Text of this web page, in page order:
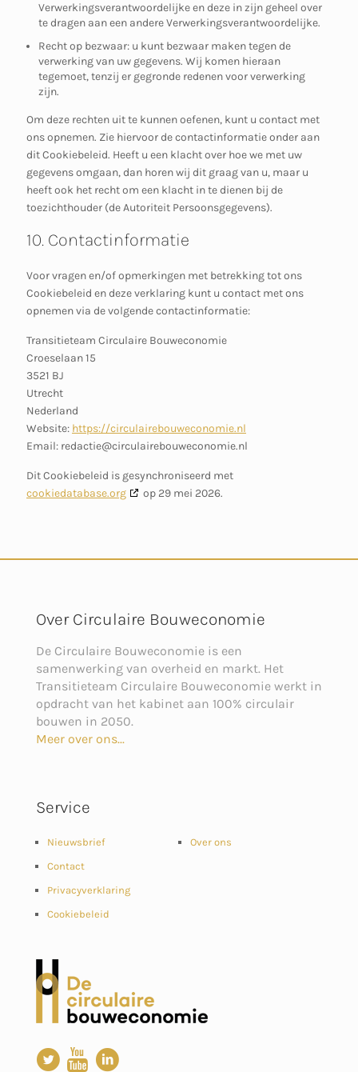
Verwerkingsverantwoordelijke en deze in zijn geheel over
te dragen aan een andere Verwerkingsverantwoordelijke.
Recht op bezwaar: u kunt bezwaar maken tegen de
verwerking van uw gegevens. Wij komen hieraan
tegemoet, tenzij er gegronde redenen voor verwerking
zijn.
Om deze rechten uit te kunnen oefenen, kunt u contact met
ons opnemen. Zie hiervoor de contactinformatie onder aan
dit Cookiebeleid. Heeft u een klacht over hoe we met uw
gegevens omgaan, dan horen wij dit graag van u, maar u
heeft ook het recht om een klacht in te dienen bij de
toezichthouder (de Autoriteit Persoonsgegevens).
10. Contactinformatie
Voor vragen en/of opmerkingen met betrekking tot ons
Cookiebeleid en deze verklaring kunt u contact met ons
opnemen via de volgende contactinformatie:
Transitieteam Circulaire Bouweconomie
Croeselaan 15
3521 BJ
Utrecht
Nederland
Website: https://circulairebouweconomie.nl
Email: redactie@circulairebouweconomie.nl
Dit Cookiebeleid is gesynchroniseerd met
cookiedatabase.org
op 29 mei 2026.
Over Circulaire Bouweconomie
De Circulaire Bouweconomie is een
samenwerking van overheid en markt. Het
Transitieteam Circulaire Bouweconomie werkt in
opdracht van het kabinet aan 100% circulair
bouwen in 2050.
Meer over ons...
Service
Nieuwsbrief
Contact
Privacyverklaring
Cookiebeleid
Over ons